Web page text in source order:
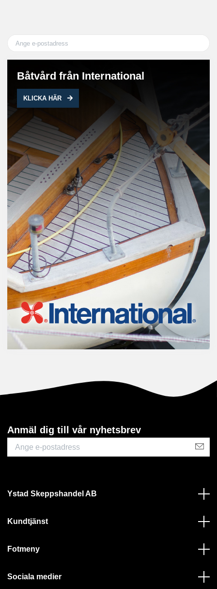
Båtvård från International
KLICKA HÄR
Anmäl dig till vår nyhetsbrev
Ystad Skeppshandel AB
Kundtjänst
Fotmeny
Sociala medier